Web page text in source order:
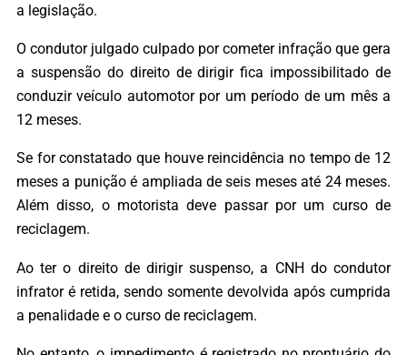
a legislação.
O condutor julgado culpado por cometer infração que gera
a suspensão do direito de dirigir fica impossibilitado de
conduzir veículo automotor por um período de um mês a
12 meses.
Se for constatado que houve reincidência no tempo de 12
meses a punição é ampliada de seis meses até 24 meses.
Além disso, o motorista deve passar por um curso de
reciclagem.
Ao ter o direito de dirigir suspenso, a CNH do condutor
infrator é retida, sendo somente devolvida após cumprida
a penalidade e o curso de reciclagem.